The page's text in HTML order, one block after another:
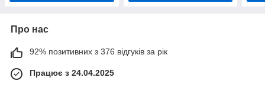
Про нас
92% позитивних з 376 відгуків за рік
Працює з 24.04.2025